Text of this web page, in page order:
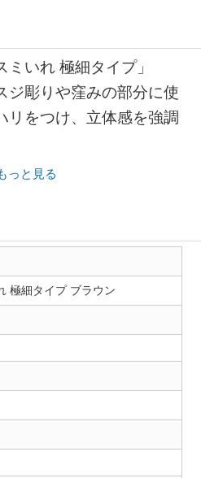
ミいれ 極細タイプ」
ジ彫りや窪みの部分に使
リをつけ、立体感を強調
っと見る
極細タイプ ブラウン